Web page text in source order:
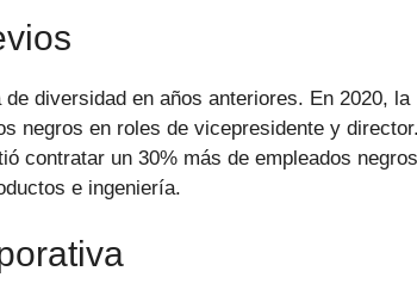
diversidad en años anteriores. En 2020, la
negros en roles de vicepresidente y director.
contratar un 30% más de empleados negros
e ingeniería.